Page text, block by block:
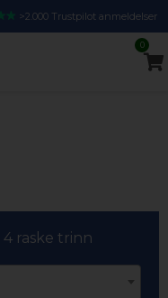
>2.000 Trustpilot anmeldelser
0
raske trinn